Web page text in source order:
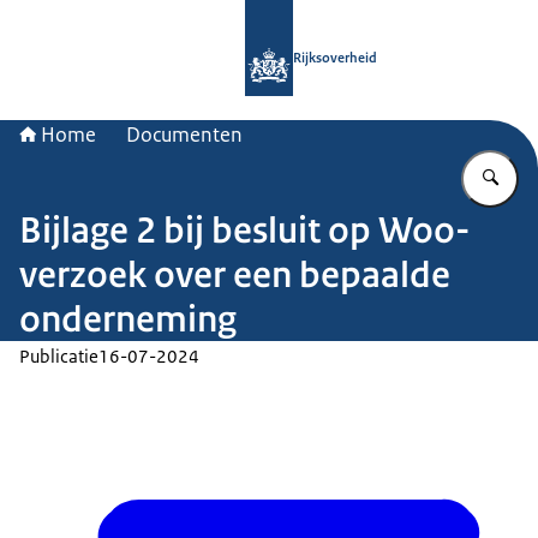
Rijksoverheid
Home Documenten
Bijlage 2 bij besluit op Woo-
verzoek over een bepaalde
onderneming
Publicatie16-07-2024